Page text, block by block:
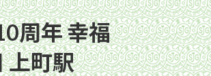
周年 幸福
上町駅